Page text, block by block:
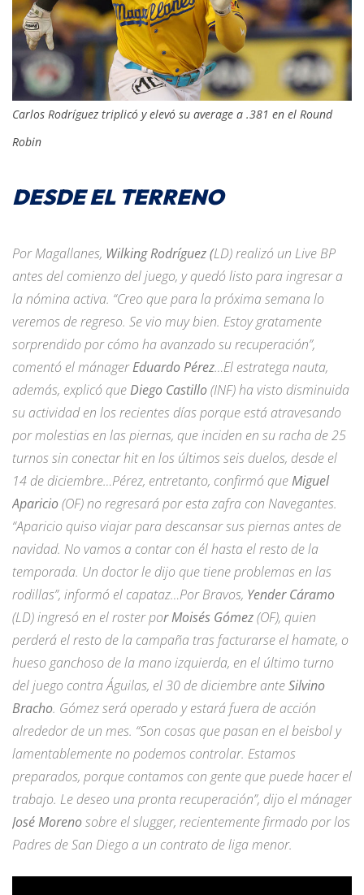
Carlos Rodríguez triplicó y elevó su average a .381 en el Round
Robin
DESDE EL TERRENO
Por Magallanes, Wilking Rodríguez (LD) realizó un Live BP
antes del comienzo del juego, y quedó listo para ingresar a
la nómina activa. “Creo que para la próxima semana lo
veremos de regreso. Se vio muy bien. Estoy gratamente
sorprendido por cómo ha avanzado su recuperación”,
comentó el mánagerEduardo Pérez…El estratega nauta,
además, explicó queDiego Castillo(INF) ha visto disminuida
su actividad en los recientes días porque está atravesando
por molestias en las piernas, que inciden en su racha de 25
turnos sin conectar hit en los últimos seis duelos, desde el
14 de diciembre…Pérez, entretanto, confirmó queMiguel
Aparicio(OF) no regresará por esta zafra con Navegantes.
“Aparicio quiso viajar para descansar sus piernas antes de
navidad. No vamos a contar con él hasta el resto de la
temporada. Un doctor le dijo que tiene problemas en las
rodillas”, informó el capataz…Por Bravos, Yender Cáramo
(LD) ingresó en el roster por Moisés Gómez(OF), quien
perderá el resto de la campaña tras facturarse el hamate, o
hueso ganchoso de la mano izquierda, en el último turno
del juego contra Águilas, el 30 de diciembre anteSilvino
Bracho. Gómez será operado y estará fuera de acción
alrededor de un mes. “Son cosas que pasan en el beisbol y
lamentablemente no podemos controlar. Estamos
preparados, porque contamos con gente que puede hacer el
trabajo. Le deseo una pronta recuperación”, dijo el mánager
José Morenosobre el slugger, recientemente firmado por los
Padres de San Diego a un contrato de liga menor.